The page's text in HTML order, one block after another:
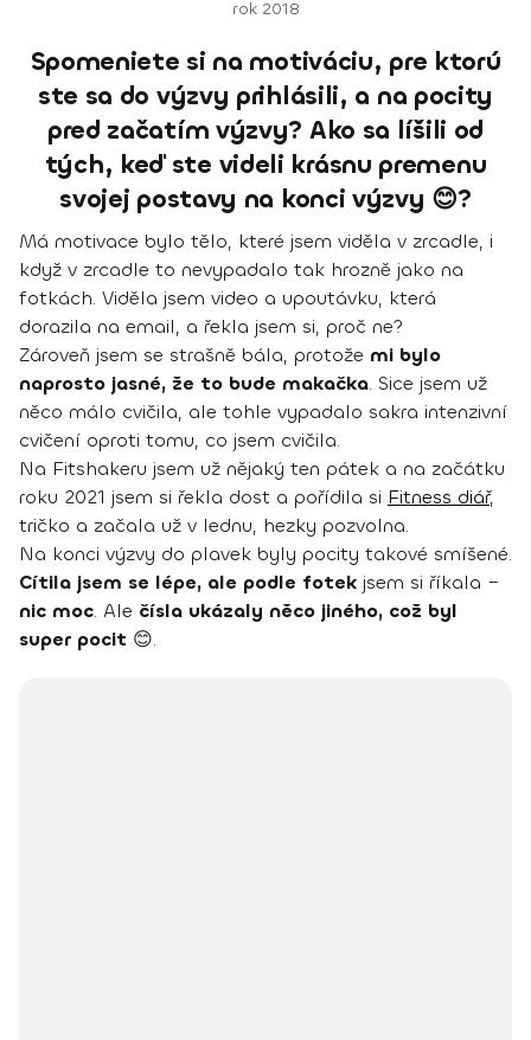
rok 2018
Spomeniete si na motiváciu, pre ktorú
ste sa do výzvy prihlásili, a na pocity
pred začatím výzvy? Ako sa líšili od
tých, keď ste videli krásnu premenu
svojej postavy na konci výzvy 😊?
Má motivace bylo tělo, které jsem viděla v zrcadle, i
když v zrcadle to nevypadalo tak hrozně jako na
fotkách. Viděla jsem video a upoutávku, která
dorazila na email, a řekla jsem si, proč ne?
Zároveň jsem se strašně bála, protože mi bylo
naprosto jasné, že to bude makačka. Sice jsem už
něco málo cvičila, ale tohle vypadalo sakra intenzivní
cvičení oproti tomu, co jsem cvičila.
Na Fitshakeru jsem už nějaký ten pátek a na začátku
roku 2021 jsem si řekla dost a pořídila si Fitness diář,
tričko a začala už v lednu, hezky pozvolna.
Na konci výzvy do plavek byly pocity takové smíšené.
Cítila jsem se lépe, ale podle fotek jsem si říkala –
nic moc. Ale čísla ukázaly něco jiného, což byl
super pocit 😊.